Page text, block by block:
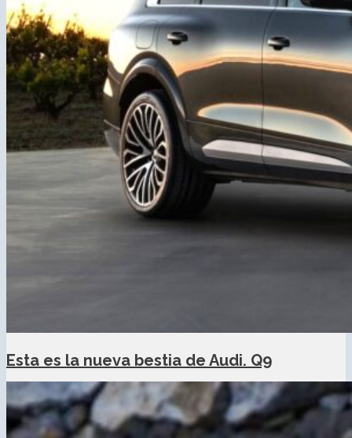
Esta es la nueva bestia de Audi. Q9